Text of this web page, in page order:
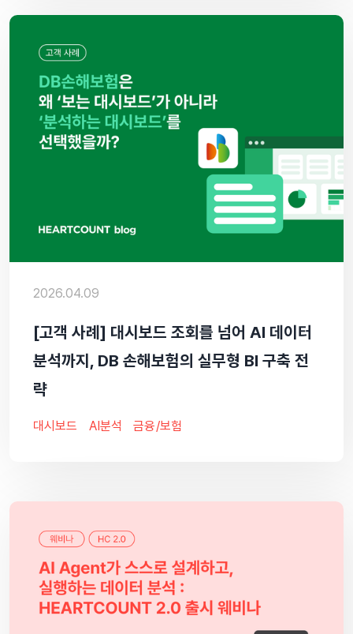
2026.04.09
[고객 사례] 대시보드 조회를 넘어 AI 데이터
분석까지, DB 손해보험의 실무형 BI 구축 전
략
대시보드 AI분석 금융/보험